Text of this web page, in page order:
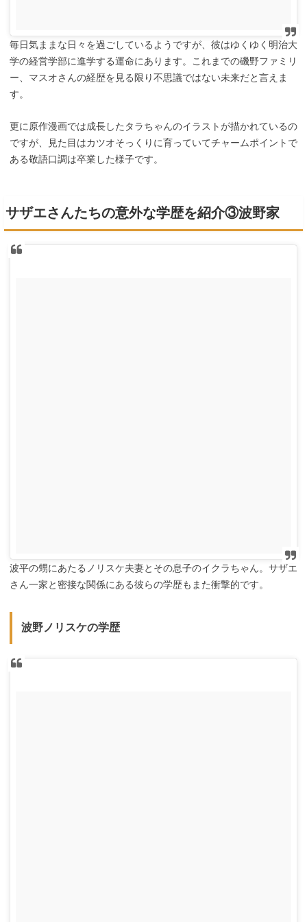
毎日気ままな日々を過ごしているようですが、彼はゆくゆく明治大
学の経営学部に進学する運命にあります。これまでの磯野ファミリ
ー、マスオさんの経歴を見る限り不思議ではない未来だと言えま
す。
更に原作漫画では成長したタラちゃんのイラストが描かれているの
ですが、見た目はカツオそっくりに育っていてチャームポイントで
ある敬語口調は卒業した様子です。
サザエさんたちの意外な学歴を紹介③波野家
波平の甥にあたるノリスケ夫妻とその息子のイクラちゃん。サザエ
さん一家と密接な関係にある彼らの学歴もまた衝撃的です。
波野ノリスケの学歴